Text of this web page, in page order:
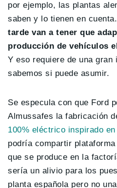
por ejemplo, las plantas
saben y lo tienen en
tarde van a tener que
producción de vehículos
Y eso requiere de una gran
sabemos si puede asumir.
Se especula con que Ford
Almussafes la fabricación
100% eléctrico inspirado
podría compartir
que se produce en la
sería un alivio para los
planta española pero no